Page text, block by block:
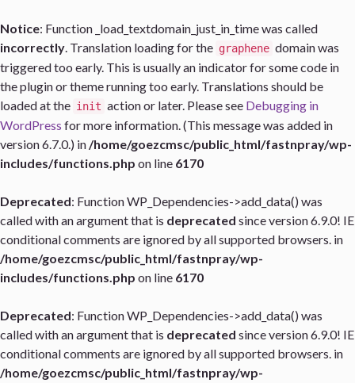
Notice: Function _load_textdomain_just_in_time was called
incorrectly. Translation loading for the graphene domain was
triggered too early. This is usually an indicator for some code in
the plugin or theme running too early. Translations should be
loaded at the init action or later. Please see Debugging in
WordPress for more information. (This message was added in
version 6.7.0.) in/home/goezcmsc/public_html/fastnpray/wp-
includes/functions.php on line 6170
Deprecated: Function WP_Dependencies->add_data() was
called with an argument that is deprecated since version 6.9.0! IE
conditional comments are ignored by all supported browsers. in
/home/goezcmsc/public_html/fastnpray/wp-
includes/functions.php on line 6170
Deprecated: Function WP_Dependencies->add_data() was
called with an argument that is deprecated since version 6.9.0! IE
conditional comments are ignored by all supported browsers. in
/home/goezcmsc/public_html/fastnpray/wp-